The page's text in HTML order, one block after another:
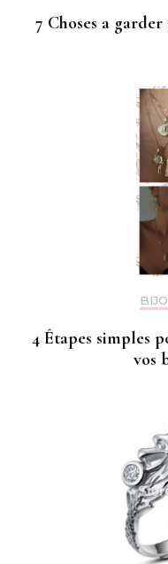
7 Choses a
4 Étapes simples
vos